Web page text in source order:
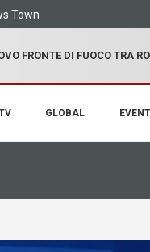
Town
FRONTE DI FUOCO TRA
GLOBAL